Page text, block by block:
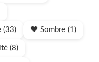
(33) 🖤 Sombre (1)
(8)